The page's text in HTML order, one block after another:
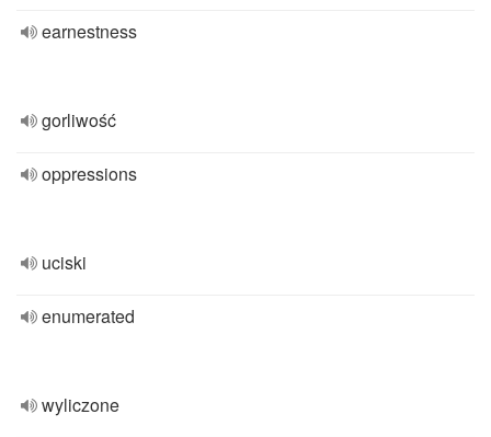
earnestness
gorliwość
oppressions
uciski
enumerated
wyliczone